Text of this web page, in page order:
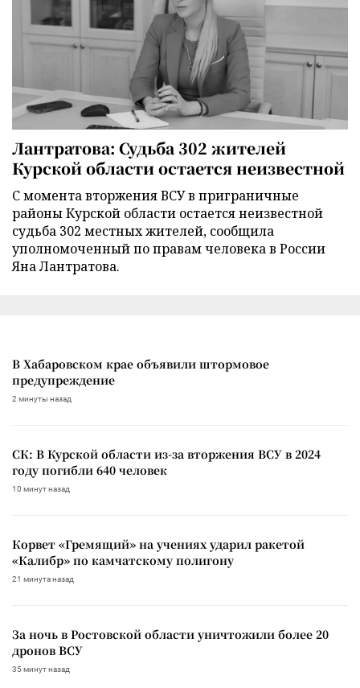
Лантратова: Судьба 302 жителей
Курской области остается неизвестной
С момента вторжения ВСУ в приграничные
районы Курской области остается неизвестной
судьба 302 местных жителей, сообщила
уполномоченный по правам человека в России
Яна Лантратова.
В Хабаровском крае объявили штормовое
предупреждение
2 минуты назад
СК: В Курской области из-за вторжения ВСУ в 2024
году погибли 640 человек
10 минут назад
Корвет «Гремящий» на учениях ударил ракетой
«Калибр» по камчатскому полигону
21 минута назад
За ночь в Ростовской области уничтожили более 20
дронов ВСУ
35 минут назад